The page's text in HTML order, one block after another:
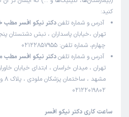
کنید:
آدرس و شماره تلفندکتر نیکو افسر مطب
چهارم، شماره تلفن: 02122857955
آدرس و شماره تلفندکتر نیکو افسر مطب
تهران ، میدان خراسان ، ابتدای خیابان
02122019802
ساعت کاری دکتر نیکو افسر